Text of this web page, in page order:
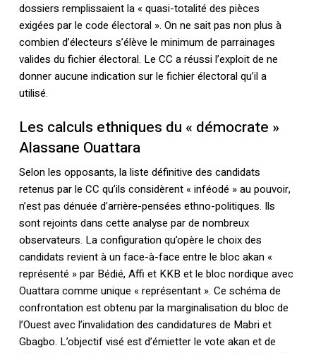
dossiers remplissaient la « quasi-totalité des pièces
exigées par le code électoral ». On ne sait pas non plus à
combien d’électeurs s’élève le minimum de parrainages
valides du fichier électoral. Le CC a réussi l’exploit de ne
donner aucune indication sur le fichier électoral qu’il a
utilisé.
Les calculs ethniques du « démocrate »
Alassane Ouattara
Selon les opposants, la liste définitive des candidats
retenus par le CC qu’ils considèrent « inféodé » au pouvoir,
n’est pas dénuée d’arrière-pensées ethno-politiques. Ils
sont rejoints dans cette analyse par de nombreux
observateurs. La configuration qu’opère le choix des
candidats revient à un face-à-face entre le bloc akan «
représenté » par Bédié, Affi et KKB et le bloc nordique avec
Ouattara comme unique « représentant ». Ce schéma de
confrontation est obtenu par la marginalisation du bloc de
l’Ouest avec l’invalidation des candidatures de Mabri et
Gbagbo. L’objectif visé est d’émietter le vote akan et de